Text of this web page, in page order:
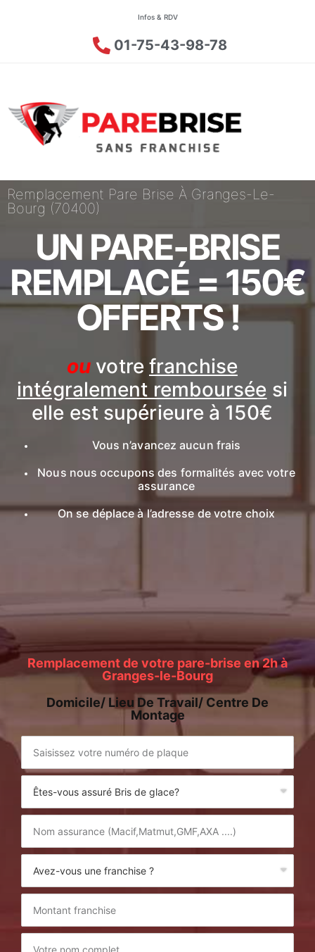
Infos & RDV
01-75-43-98-78
Remplacement Pare Brise À Granges-Le-
Bourg (70400)
UN PARE-BRISE
REMPLACÉ = 150€
OFFERTS !
ou votre franchise
intégralement remboursée si
elle est supérieure à 150€
Vous n’avancez aucun frais
Nous nous occupons des formalités avec votre
assurance
On se déplace à l’adresse de votre choix
Remplacement de votre pare-brise en 2h à
Granges-le-Bourg
Domicile/ Lieu De Travail/ Centre De
Montage